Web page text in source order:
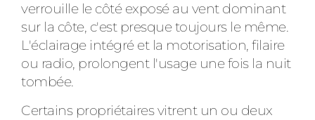
verrouille le côté exposé au vent dominant
sur la côte, c'est presque toujours le même.
L'éclairage intégré et la motorisation, filaire
ou radio, prolongent l'usage une fois la nuit
tombée.
Certains propriétaires vitrent un ou deux